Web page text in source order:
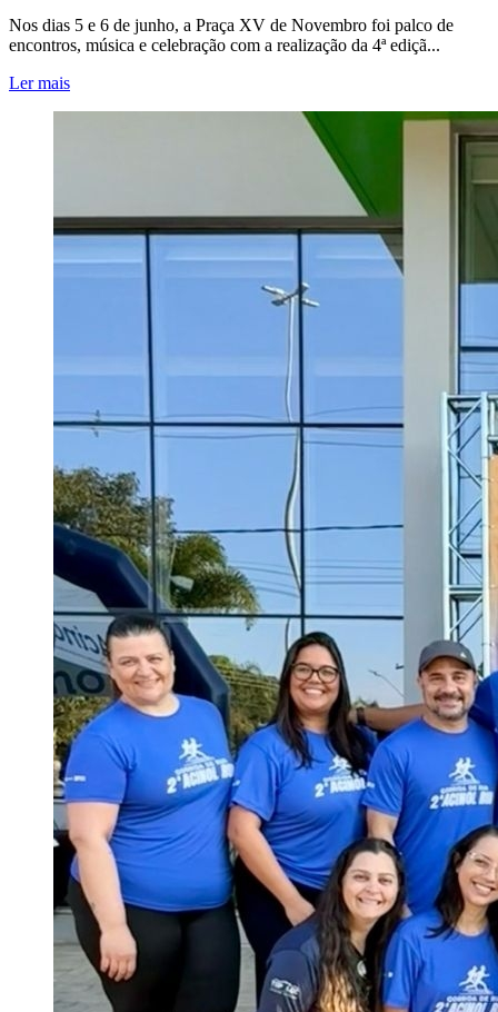
Nos dias 5 e 6 de junho, a Praça XV de Novembro foi palco de
encontros, música e celebração com a realização da 4ª ediçã...
Ler mais